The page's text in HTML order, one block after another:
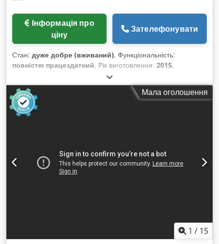
ціну
Зателефонувати
Стан: дуже добре (вживаний), Функціональність:
повністю працездатний, Рік виготовлення: 2015,
, номер машини/транспортного засобу:
CAT0308EPMY201796, ВЖИВАНИЙ ГІДРАВЛІЧНИЙ
ЕКСКАВАТОР CATERPILLAR У ГАРНОМУ РОБОЧОМУ СТАНІ
МОДЕЛЬ: 308E2 CR Djdpfxoy E E Uwo Aqujkr СЕРІЙНИЙ
НОМЕР: CAT0308EPMY201796 НАРОБІТКИ: 2135 мотогодин
Мала оголошення
1 / 15